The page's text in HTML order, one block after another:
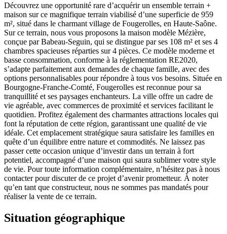
Découvrez une opportunité rare d’acquérir un ensemble terrain +
maison sur ce magnifique terrain viabilisé d’une superficie de 959
m², situé dans le charmant village de Fougerolles, en Haute-Saône.
Sur ce terrain, nous vous proposons la maison modèle Mézière,
conçue par Babeau-Seguin, qui se distingue par ses 108 m² et ses 4
chambres spacieuses réparties sur 4 pièces. Ce modèle moderne et
basse consommation, conforme à la réglementation RE2020,
s’adapte parfaitement aux demandes de chaque famille, avec des
options personnalisables pour répondre à tous vos besoins. Située en
Bourgogne-Franche-Comté, Fougerolles est reconnue pour sa
tranquillité et ses paysages enchanteurs. La ville offre un cadre de
vie agréable, avec commerces de proximité et services facilitant le
quotidien. Profitez également des charmantes attractions locales qui
font la réputation de cette région, garantissant une qualité de vie
idéale. Cet emplacement stratégique saura satisfaire les familles en
quête d’un équilibre entre nature et commodités. Ne laissez pas
passer cette occasion unique d’investir dans un terrain à fort
potentiel, accompagné d’une maison qui saura sublimer votre style
de vie. Pour toute information complémentaire, n’hésitez pas à nous
contacter pour discuter de ce projet d’avenir prometteur. À noter
qu’en tant que constructeur, nous ne sommes pas mandatés pour
réaliser la vente de ce terrain.
Situation géographique